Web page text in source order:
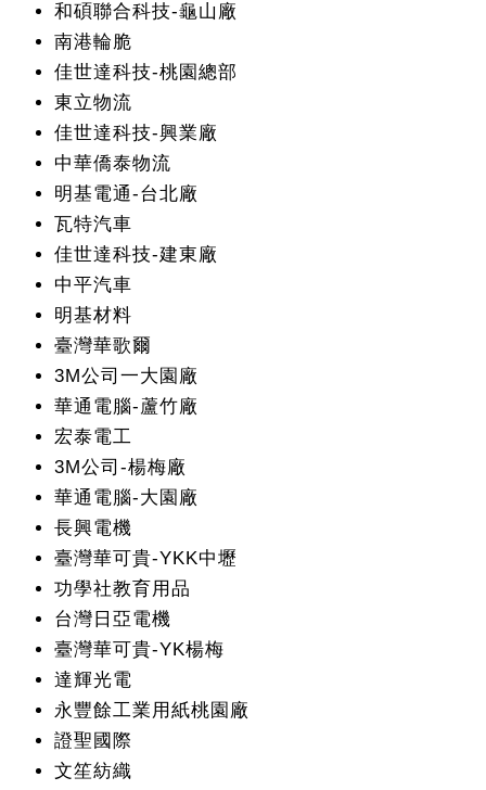
和碩聯合科技-龜山廠
南港輪脆
佳世達科技-桃園總部
東立物流
佳世達科技-興業廠
中華僑泰物流
明基電通-台北廠
瓦特汽車
佳世達科技-建東廠
中平汽車
明基材料
臺灣華歌爾
3M公司一大園廠
華通電腦-蘆竹廠
宏泰電工
3M公司-楊梅廠
華通電腦-大園廠
長興電機
臺灣華可貴-YKK中壢
功學社教育用品
台灣日亞電機
臺灣華可貴-YK楊梅
達輝光電
永豐餘工業用紙桃園廠
證聖國際
文笙紡織